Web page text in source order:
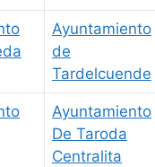
Ayuntamiento
de
Tardelcuende
Ayuntamiento
De Taroda
Centralita